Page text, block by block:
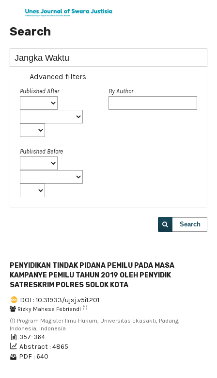
Search
Advanced filters
Published After
Published Before
By Author
Search
PENYIDIKAN TINDAK PIDANA PEMILU PADA MASA
KAMPANYE PEMILU TAHUN 2019 OLEH PENYIDIK
SATRESKRIM POLRES SOLOK KOTA
DOI : 10.31933/ujsj.v5i1.201
Rizky Mahesa Febriandi (1)
(1) Program Magister Ilmu Hukum, Universitas Ekasakti, Padang,
Indonesia, Indonesia
357-364
Abstract : 4865
PDF : 640